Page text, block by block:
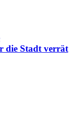
die Stadt verrät